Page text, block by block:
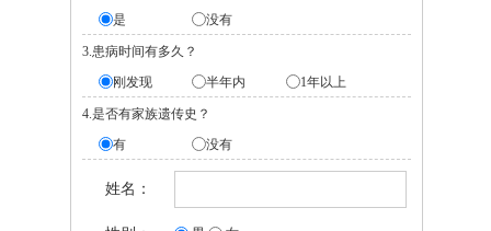
是
没有
3.患病时间有多久？
刚发现
半年内 1年以上
4.是否有家族遗传史？
有
没有
姓名：